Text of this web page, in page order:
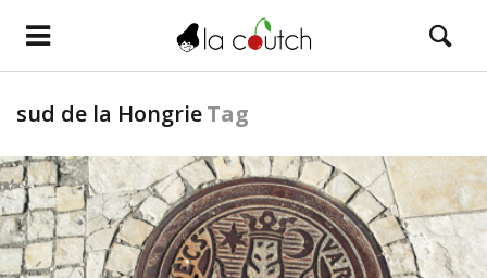
sud de la HongrieTag